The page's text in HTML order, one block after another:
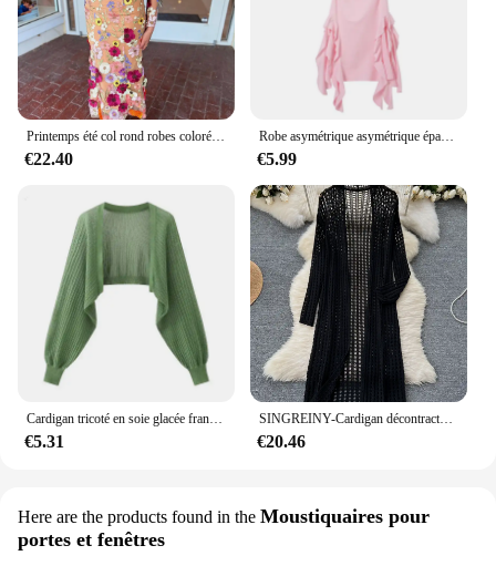
Printemps été col rond robes colorées 3D fleur broderie maille coupe ajustée Wrap hanche queue de poisson longue dame robe dentelle femme jupe
€22.40
Robe asymétrique asymétrique épaule dénudée pour femmes, tendance européenne et américaine, soutien-gorge enveloppant les hanches, coupe cintrée, irrégulière, nouvelle collection printemps/été 2024
€5.99
Cardigan tricoté en soie glacée française, résistant au soleil, veste fine d'été pour femmes, gilet, jupe à bretelles, châle, chemisier assorti extérieur
€5.31
SINGREINY-Cardigan décontracté de style coréen pour femmes, vêtements d'intérieur d'été pour femmes, châle fin Amissié, cardigan de vacances à la mode
€20.46
Here are the products found in the Moustiquaires pour
portes et fenêtres